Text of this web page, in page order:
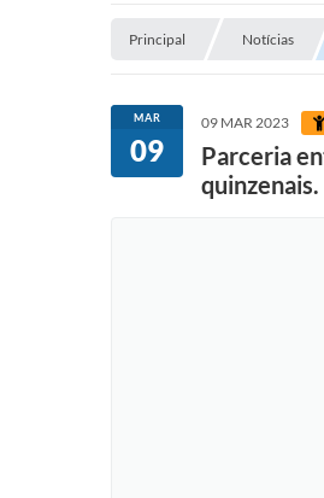
Principal Notícias
MAR
09
09 MAR 2023
Parceria
quinzenais.